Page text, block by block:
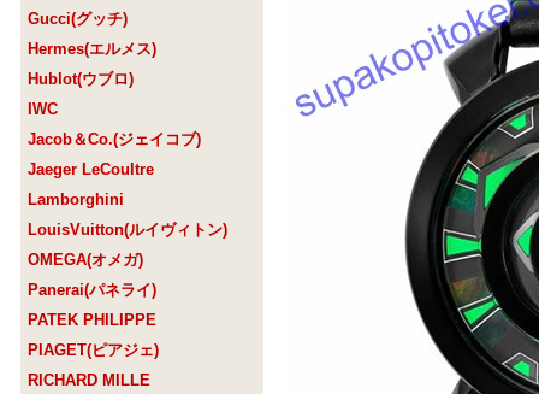
Gucci(グッチ)
Hermes(エルメス)
Hublot(ウブロ)
IWC
Jacob＆Co.(ジェイコブ)
Jaeger LeCoultre
Lamborghini
LouisVuitton(ルイヴィトン)
OMEGA(オメガ)
Panerai(パネライ)
PATEK PHILIPPE
PIAGET(ピアジェ)
RICHARD MILLE